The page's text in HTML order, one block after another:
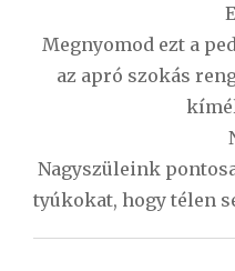
navigáció
Megnyomod ezt a
az apró szokás
Nagyszüleink
tyúkokat, hogy télen